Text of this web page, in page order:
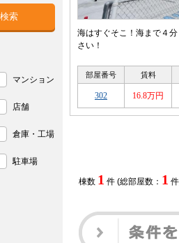
海はすぐそこ！海まで４
さい！
部屋番号 賃料
302 16.8万円
棟数 1 件 (総部屋数： 1
マンション
店舗
倉庫・工場
駐車場